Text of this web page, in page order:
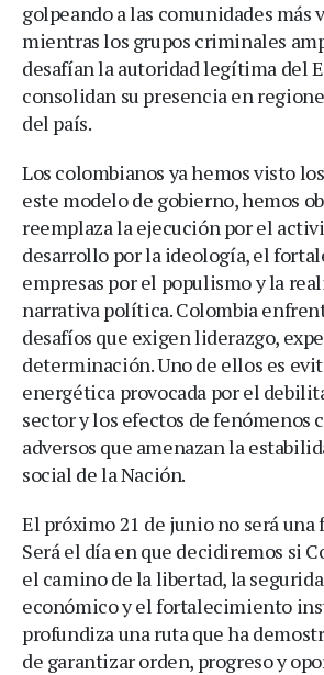
golpeando a las comunidades más
mientras los grupos criminales
desafían la autoridad legítima del
consolidan su presencia en
del país.
Los colombianos ya hemos visto
este modelo de gobierno, hemos
reemplaza la ejecución por el
desarrollo por la ideología, el
empresas por el populismo y la
narrativa política. Colombia
desafíos que exigen liderazgo,
determinación. Uno de ellos es
energética provocada por el
sector y los efectos de fenómenos
adversos que amenazan la
social de la Nación.
El próximo 21 de junio no será una
Será el día en que decidiremos si
el camino de la libertad, la
económico y el fortalecimiento
profundiza una ruta que ha
de garantizar orden, progreso y